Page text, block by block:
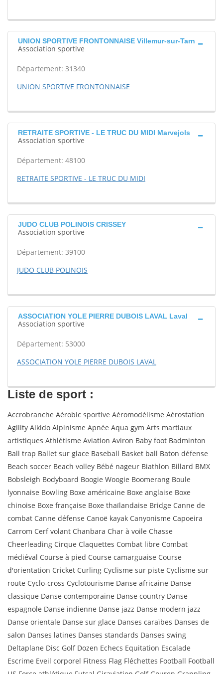
UNION SPORTIVE FRONTONNAISE Villemur-sur-Tarn
Association sportive
Département: 31340
UNION SPORTIVE FRONTONNAISE
RETRAITE SPORTIVE - LE TRUC DU MIDI Marvejols
Association sportive
Département: 48100
RETRAITE SPORTIVE - LE TRUC DU MIDI
JUDO CLUB POLINOIS CRISSEY
Association sportive
Département: 39100
JUDO CLUB POLINOIS
ASSOCIATION YOLE PIERRE DUBOIS LAVAL Laval
Association sportive
Département: 53000
ASSOCIATION YOLE PIERRE DUBOIS LAVAL
Liste de sport :
Accrobranche Aérobic sportive Aéromodélisme Aérostation
Agility Aikido Alpinisme Apnée Aqua gym Arts martiaux
artistiques Athlétisme Aviation Aviron Baby foot Badminton
Ball trap Ballet sur glace Baseball Basket ball Baton défense
Beach soccer Beach volley Bébé nageur Biathlon Billard BMX
Bobsleigh Bodyboard Boogie Woogie Boomerang Boule
lyonnaise Bowling Boxe américaine Boxe anglaise Boxe
chinoise Boxe française Boxe thaïlandaise Bridge Canne de
combat Canne défense Canoë kayak Canyonisme Capoeira
Carrom Cerf volant Chanbara Char à voile Chasse
Cheerleading Cirque Claquettes Combat libre Combat
médiéval Course à pied Course camarguaise Course
d'orientation Cricket Curling Cyclisme sur piste Cyclisme sur
route Cyclo-cross Cyclotourisme Danse africaine Danse
classique Danse contemporaine Danse country Danse
espagnole Danse indienne Danse jazz Danse modern jazz
Danse orientale Danse sur glace Danses caraïbes Danses de
salon Danses latines Danses standards Danses swing
Deltaplane Disc Golf Dozen Echecs Equitation Escalade
Escrime Eveil corporel Fitness Flag Fléchettes Football Football